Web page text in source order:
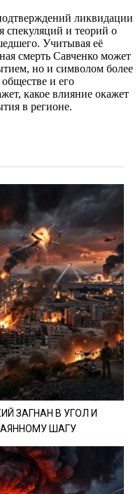
ликвидации
спекуляций и теорий о
Учитывая её
смерть Савченко может
но и символом более
и его
какое влияние окажет
в регионе.
ЗАГНАН В УГОЛ И
ШАГУ